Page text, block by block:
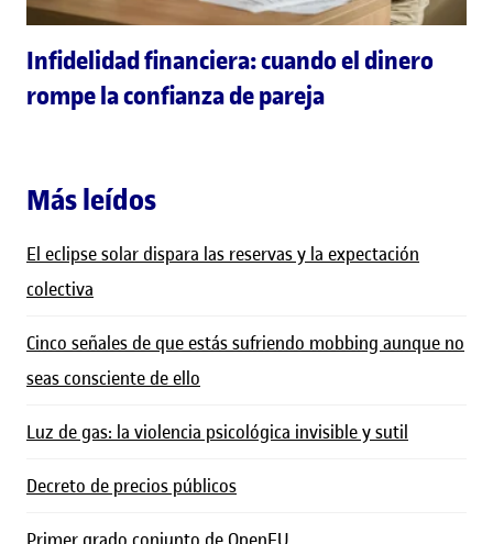
Infidelidad financiera: cuando el dinero
rompe la confianza de pareja
Más leídos
El eclipse solar dispara las reservas y la expectación
colectiva
Cinco señales de que estás sufriendo mobbing aunque no
seas consciente de ello
Luz de gas: la violencia psicológica invisible y sutil
Decreto de precios públicos
Primer grado conjunto de OpenEU